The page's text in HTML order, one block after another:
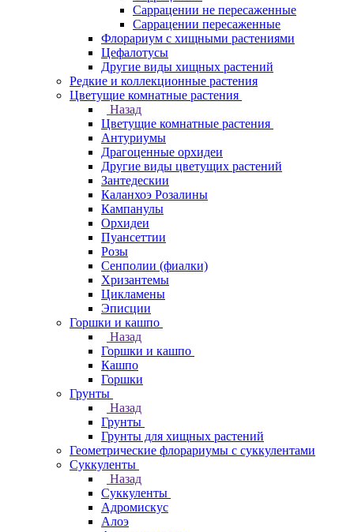
Саррацении не пересаженные
Саррацении пересаженные
Флорариум с хищными растениями
Цефалотусы
Другие виды хищных растений
Редкие и коллекционные растения
Цветущие комнатные растения
Назад
Цветущие комнатные растения
Антуриумы
Драгоценные орхидеи
Другие виды цветущих растений
Зантедескии
Каланхоэ Розалины
Кампанулы
Орхидеи
Пуансеттии
Розы
Сенполии (фиалки)
Хризантемы
Цикламены
Эписции
Горшки и кашпо
Назад
Горшки и кашпо
Кашпо
Горшки
Грунты
Назад
Грунты
Грунты для хищных растений
Геометрические флорариумы с суккулентами
Суккуленты
Назад
Суккуленты
Адромискус
Алоэ